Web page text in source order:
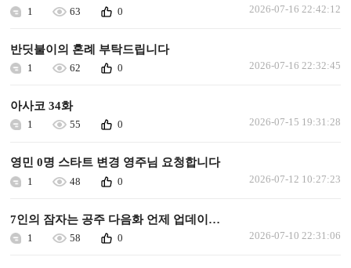
1 63 0 2026-07-16 22:42:12
반딧불이의 혼례 부탁드립니다
1 62 0 2026-07-16 22:32:45
아사코 34화
1 55 0 2026-07-15 19:31:28
영민 0명 스타트 변경 영주님 요청합니다
1 48 0 2026-07-12 10:27:23
7인의 잠자는 공주 다음화 언제 업데이트되나요.
1 58 0 2026-07-10 22:31:06